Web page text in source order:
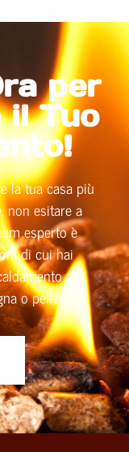
per
Tuo
la tua casa più
non esitare a
esperto è
di cui hai
a
o pellet.